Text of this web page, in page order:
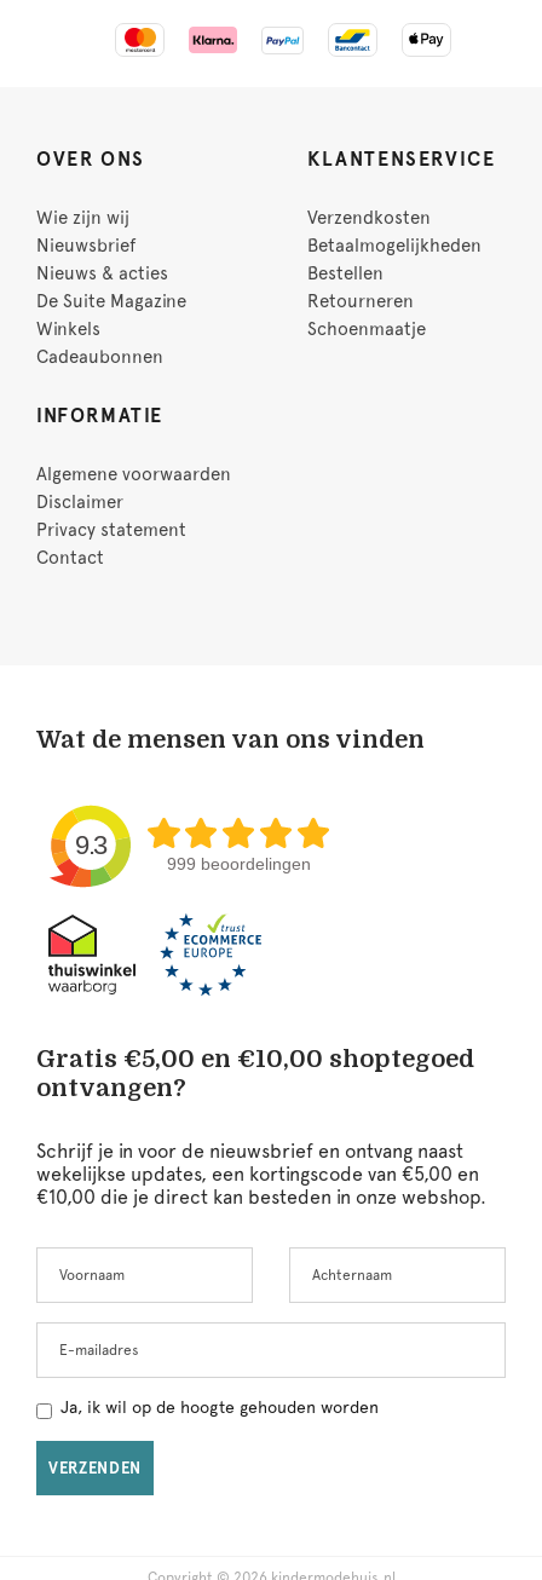
OVER ONS
Wie zijn wij
Nieuwsbrief
Nieuws & acties
De Suite Magazine
Winkels
Cadeaubonnen
KLANTENSERVICE
Verzendkosten
Betaalmogelijkheden
Bestellen
Retourneren
Schoenmaatje
INFORMATIE
Algemene voorwaarden
Disclaimer
Privacy statement
Contact
Wat de mensen van ons vinden
9.3
999 beoordelingen
Gratis €5,00 en €10,00 shoptegoed
ontvangen?
Schrijf je in voor de nieuwsbrief en ontvang naast
wekelijkse updates, een kortingscode van €5,00 en
€10,00 die je direct kan besteden in onze webshop.
this
Ja, ik wil op de hoogte gehouden worden
VERZENDEN